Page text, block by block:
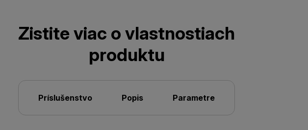
Zistite viac o vlastnostiach
produktu
Príslušenstvo Popis Parametre